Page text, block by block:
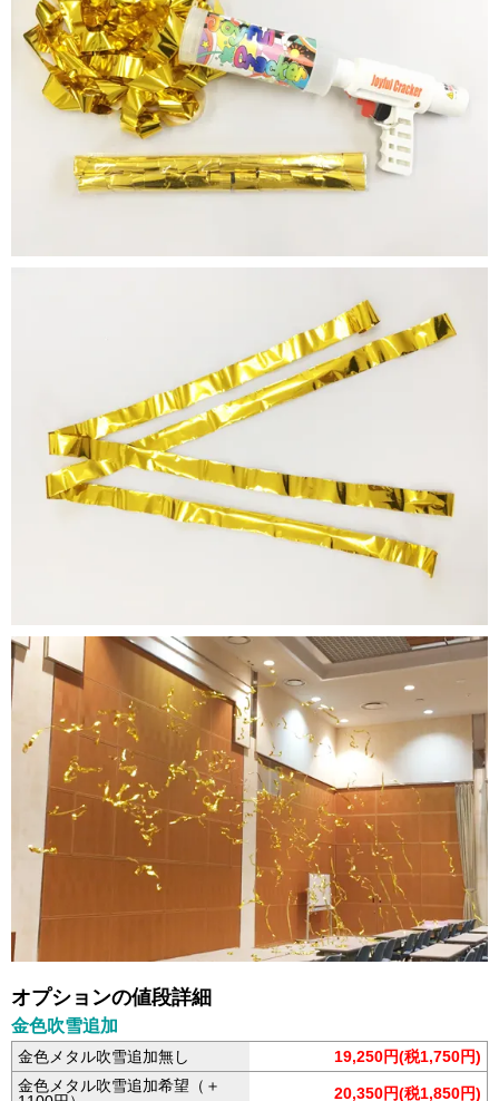
オプションの値段詳細
金色吹雪追加
金色メタル吹雪追加無し
19,250円(税1,750円)
金色メタル吹雪追加希望（＋
20,350円(税1,850円)